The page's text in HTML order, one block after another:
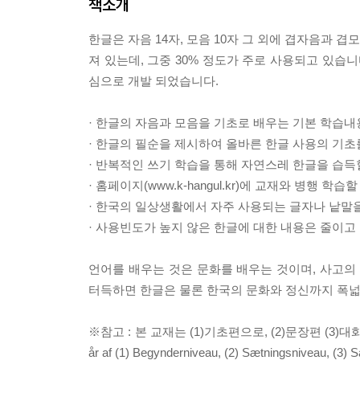
책소개
한글은 자음 14자, 모음 10자 그 외에 겹자음과 겹
져 있는데, 그중 30% 정도가 주로 사용되고 있습
심으로 개발 되었습니다.
· 한글의 자음과 모음을 기초로 배우는 기본 학습
· 한글의 필순을 제시하여 올바른 한글 사용의 기
· 반복적인 쓰기 학습을 통해 자연스레 한글을 습
· 홈페이지(www.k-hangul.kr)에 교재와 병행 학습
· 한국의 일상생활에서 자주 사용되는 글자나 낱
· 사용빈도가 높지 않은 한글에 대한 내용은 줄이
언어를 배우는 것은 문화를 배우는 것이며, 사고
터득하면 한글은 물론 한국의 문화와 정신까지 폭
※참고 : 본 교재는 (1)기초편으로, (2)문장편 (3)대
år af (1) Begynderniveau, (2) Sætningsniveau, (3)